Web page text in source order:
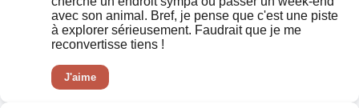
avec son animal. Bref, je pense que c'est une piste
à explorer sérieusement. Faudrait que je me
reconvertisse tiens !
J'aime